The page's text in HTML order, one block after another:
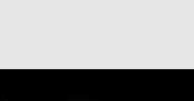
auf Arbeitslosenhilfe gestellt.